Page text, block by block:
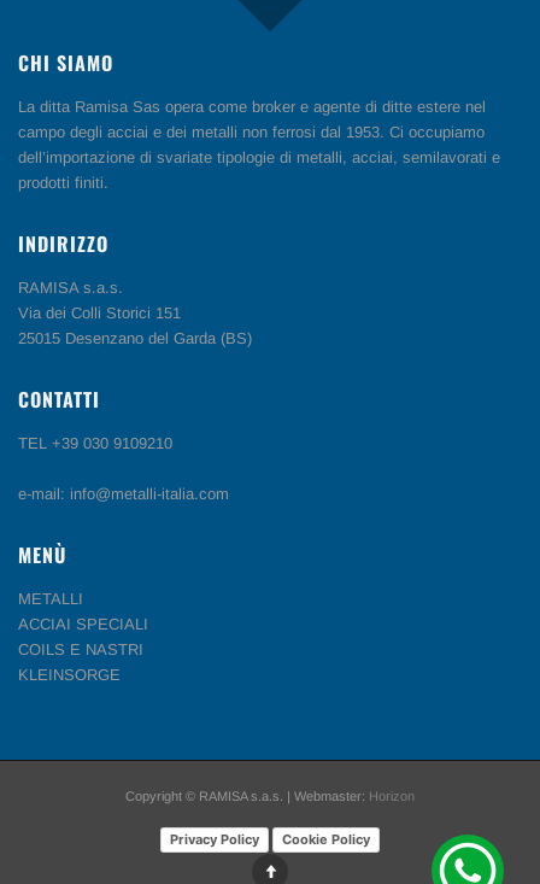
CHI SIAMO
La ditta Ramisa Sas opera come broker e agente di ditte estere nel
campo degli acciai e dei metalli non ferrosi dal 1953. Ci occupiamo
dell’importazione di svariate tipologie di metalli, acciai, semilavorati e
prodotti finiti.
INDIRIZZO
RAMISA s.a.s.
Via dei Colli Storici 151
25015 Desenzano del Garda (BS)
CONTATTI
TEL +39 030 9109210
e-mail: info@metalli-italia.com
MENÙ
METALLI
ACCIAI SPECIALI
COILS E NASTRI
KLEINSORGE
Copyright © RAMISA s.a.s. | Webmaster: Horizon
Privacy Policy Cookie Policy